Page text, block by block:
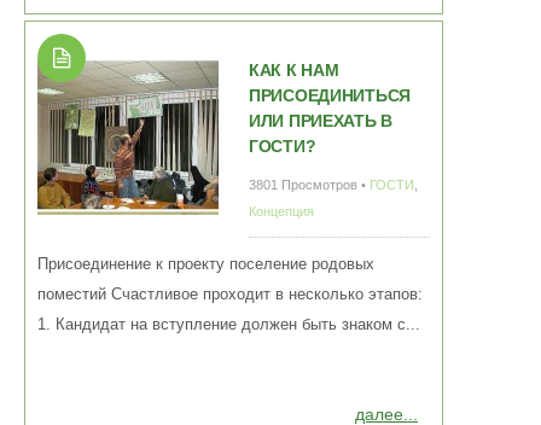
КАК К НАМ
ПРИСОЕДИНИТЬСЯ
ИЛИ ПРИЕХАТЬ В
ГОСТИ?
3801 Просмотров • ГОСТИ
Концепция
далее...
Присоединение к проекту поселение родовых
поместий Счастливое проходит в несколько этапов:
1. Кандидат на вступление должен быть знаком с...